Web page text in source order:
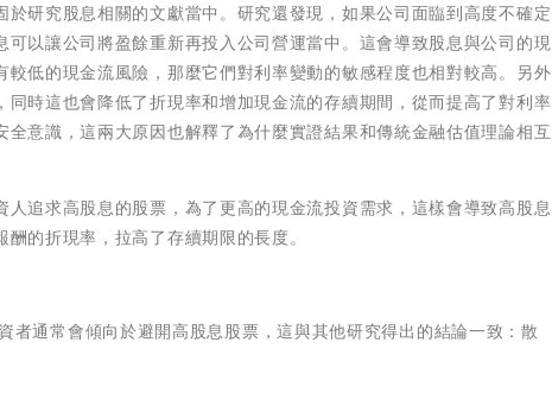
研究股息相關的文獻當中。研究還發現，如果公司面臨到高度不確定
以讓公司將盈餘重新再投入公司營運當中。這會導致股息與公司的現
低的現金流風險，那麼它們對利率變動的敏感程度也相對較高。另外
時這也會降低了折現率和增加現金流的存續期間，從而提高了對利率
意識，這兩大原因也解釋了為什麼實證結果和傳統金融估值理論相互
追求高股息的股票，為了更高的現金流投資需求，這樣會導致高股息
的折現率，拉高了存續期限的長度。
通常會傾向於避開高股息股票，這與其他研究得出的結論一致：散